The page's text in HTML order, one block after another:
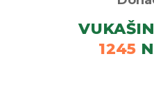
1245